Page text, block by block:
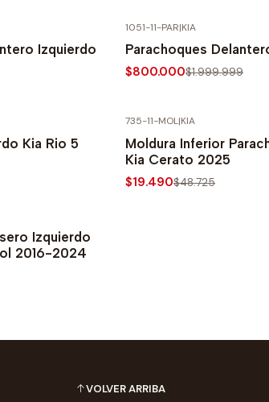
Izquierdo
1051-11-PAR|KIA
Parachoques
$800.000$1.999.999
Kia Rio 5
735-11-MOL|KIA
Moldura Inferior
Kia Cerato 2025
$19.490$48.725
Izquierdo
2016-2024
VOLVER ARRIBA